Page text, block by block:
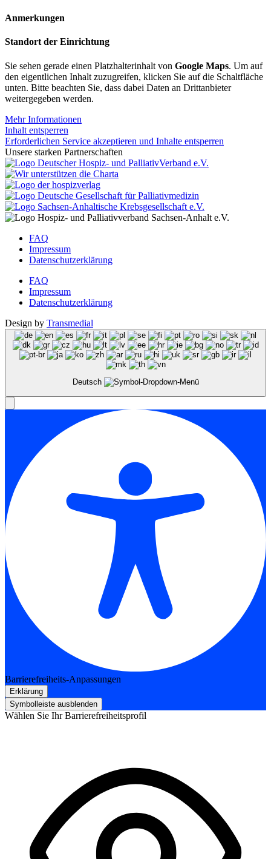
Anmerkungen
Standort der Einrichtung
Sie sehen gerade einen Platzhalterinhalt von Google Maps. Um auf
den eigentlichen Inhalt zuzugreifen, klicken Sie auf die Schaltfläche
unten. Bitte beachten Sie, dass dabei Daten an Drittanbieter
weitergegeben werden.
Mehr Informationen
Inhalt entsperren
Erforderlichen Service akzeptieren und Inhalte entsperren
Unsere starken Partnerschaften
FAQ
Impressum
Datenschutzerklärung
FAQ
Impressum
Datenschutzerklärung
Design by Transmedial
Deutsch
Barrierefreiheits-Anpassungen
Erklärung
Symbolleiste ausblenden
Wählen Sie Ihr Barrierefreiheitsprofil